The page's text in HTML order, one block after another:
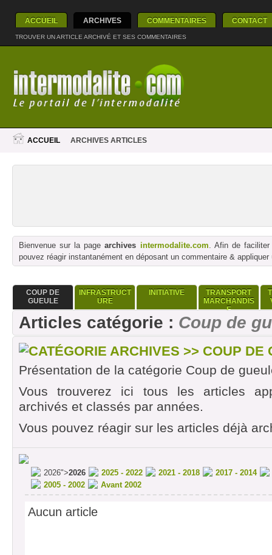
ACCUEIL ARCHIVES COMMENTAIRES CONTACT
TROUVER UN ARTICLE ARCHIVÉ ET SES COMMENTAIRES
ACCUEIL ARCHIVES ARTICLES
Bienvenue sur la pagearchives intermodalite.com. Afin de
pouvez réagir instantanément en déposant un commentaire & appliquer
COUP DE
GUEULE
INFRASTRUCT
URE
INITIATIVE
TRANSPORT
MARCHANDIS
E
Articles catégorie : Coup de
CATÉGORIE ARCHIVES >> COUP DE
Présentation de la catégorie Coup de
Vous trouverez ici tous les articles
archivés et classés par années.
Vous pouvez réagir sur les articles déjà
2026">2026 2025 - 2022 2021 - 2018
2017 - 2014
2005 - 2002
Avant 2002
Aucun article